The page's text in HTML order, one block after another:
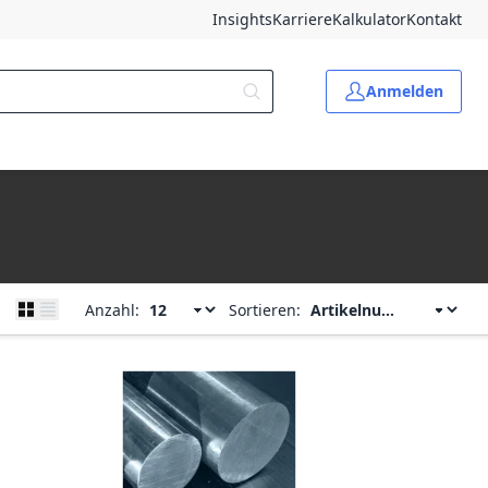
InsightsKarriereKalkulatorKontakt
Anmelden
Anzahl: Sortieren: